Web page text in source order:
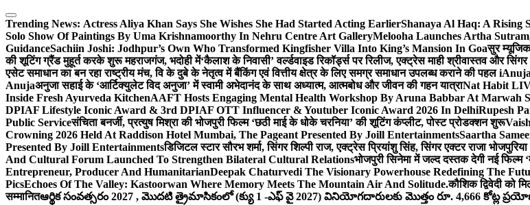
Skip
to
content
Trending News: Actress Aliya Khan Says She Wishes She Had Started Acting EarlierShanaya Al Haq: A Rising
Solo Show Of Paintings By Uma Krishnamoorthy In Nehru Centre Art GalleryMelooha Launches Artha
GuidanceSachiin Joshi: Jodhpur’s Own Who Transformed Kingfisher Villa Into King’s Mansion In Goaसुर म्यूजिक
की शूटिंग ग्रैंड मुहूर्त करके शुरू महराजगंज, भदोही में‘कैलाश के निवासी’ वर्ल्डवाइड रिकॉर्ड्स पर रिलीज, एक्ट्रेस माही श्रीवास्तव और
एसेट समाधान का बन रहा राष्ट्रीय मंच, वि के दुबे के नेतृत्व में बैंकिंग एवं वित्तीय क्षेत्र के लिए समग्र समाधान उपलब्ध कराने की पहल i
Anujaअनुजा सहाई के ‘आर्टिक्युलेट विद अनुजा’ में स्वामी अभेदानंद के साथ अध्यात्म, आत्मबोध और जीवन की गहन यात्राNat Habit
Inside Fresh Ayurveda KitchenAAFT Hosts Engaging Mental Health Workshop By Aruna Babbar At Marwah
DPIAF Lifestyle Iconic Award & 3rd DPIAF OTT Influencer & Youtuber Iconic Award 2026 In DelhiRupesh
Public Serviceसंचिता बनर्जी, प्रत्युष मिश्रा की भोजपुरी फिल्म ‘छठी माई के धोके चरनिया’ की शूटिंग कंप्लीट, पोस्ट प्रोडक्शन शुरू
Crowning 2026 Held At Raddison Hotel Mumbai, The Pageant Presented By Joill EntertainmentsSaartha
Presented By Joill Entertainmentsडिजिटल स्टार सौरभ शर्मा, सिंगर शिल्पी राज, एक्ट्रेस प्रियांशु सिंह, सिंगर एक्टर राजा
And Cultural Forum Launched To Strengthen Bilateral Cultural Relationsभोजपुरी सिनेमा में जल्द दस्तक देगी नई फिल्म
Entrepreneur, Producer And HumanitarianDeepak Chaturvedi The Visionary Powerhouse Redefining The
PicsEchoes Of The Valley: Kastoorwan Where Memory Meets The Mountain Air And Solitude.कौशिक द्विवेदी को
सम्मानितఆర్థిక సంవత్సరం 2027 , మొదటి త్రైమాసికంలో (క్యు 1 -ఎఫ్ వై 2027) వినియోగదారులకు మొత్తం రూ. 4,666 కోట్ల